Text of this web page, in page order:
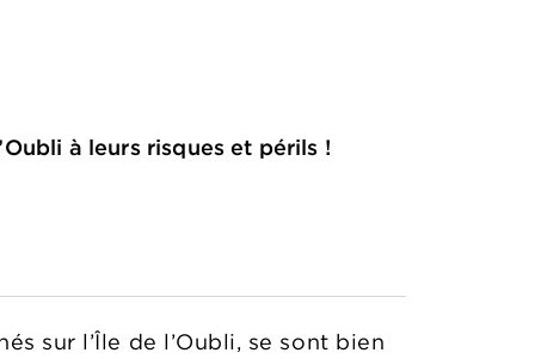
à leurs risques et périls !
sur l’Île de l’Oubli, se sont bien